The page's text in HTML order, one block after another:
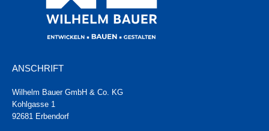
ANSCHRIFT
Wilhelm Bauer GmbH & Co. KG
Kohlgasse 1
92681 Erbendorf